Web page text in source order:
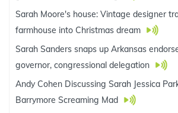
Sarah Moore's house: Vintage designer
farmhouse into Christmas dream
Sarah Sanders snaps up Arkansas
governor, congressional delegation
Andy Cohen Discussing Sarah Jessica
Barrymore Screaming Mad